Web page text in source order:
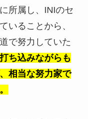
所属し、INIのセ
いることから、
で努力していた
ち込みながらも
相当な努力家で